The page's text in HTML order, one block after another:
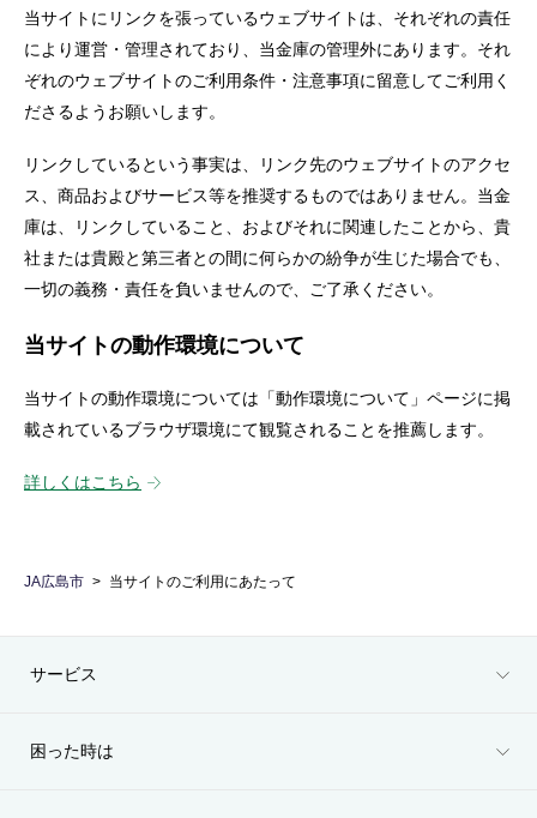
当サイトにリンクを張っているウェブサイトは、それぞれの責任
により運営・管理されており、当金庫の管理外にあります。それ
ぞれのウェブサイトのご利用条件・注意事項に留意してご利用く
ださるようお願いします。
リンクしているという事実は、リンク先のウェブサイトのアクセ
ス、商品およびサービス等を推奨するものではありません。当金
庫は、リンクしていること、およびそれに関連したことから、貴
社または貴殿と第三者との間に何らかの紛争が生じた場合でも、
一切の義務・責任を負いませんので、ご了承ください。
当サイトの動作環境について
当サイトの動作環境については「動作環境について」ページに掲
載されているブラウザ環境にて観覧されることを推薦します。
詳しくはこちら
JA広島市 当サイトのご利用にあたって
サービス
困った時は